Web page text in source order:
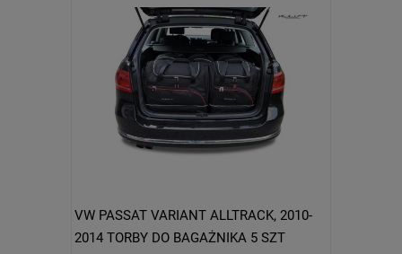
VW PASSAT VARIANT ALLTRACK, 2010-
2014 TORBY DO BAGAŻNIKA 5 SZT